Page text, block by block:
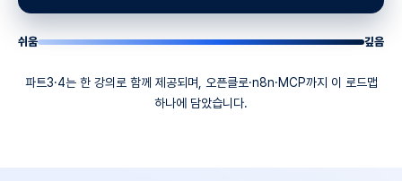
쉬움 깊음
파트3·4는 한 강의로 함께 제공되며, 오픈클로·n8n·MCP까지 이 로드맵
하나에 담았습니다.